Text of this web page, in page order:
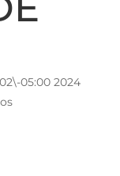
05:00 2024